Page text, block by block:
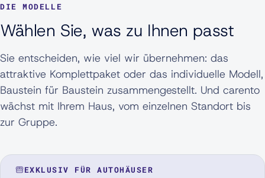
DIE MODELLE
Wählen Sie, was zu Ihnen passt
Sie entscheiden, wie viel wir übernehmen: das
attraktive Komplettpaket oder das individuelle Modell,
Baustein für Baustein zusammengestellt. Und carento
wächst mit Ihrem Haus, vom einzelnen Standort bis
zur Gruppe.
EXKLUSIV FÜR AUTOHÄUSER